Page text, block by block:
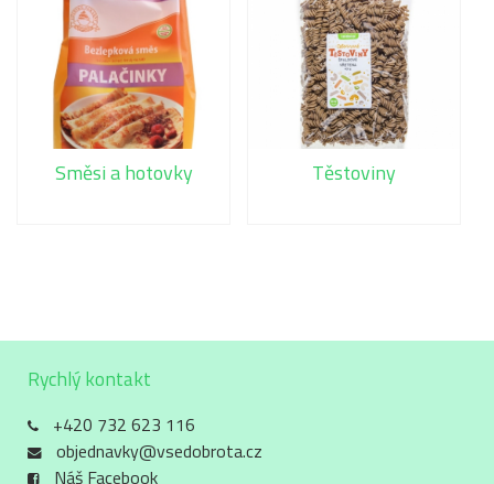
Směsi a hotovky Těstoviny
Rychlý kontakt
+420 732 623 116
objednavky@vsedobrota.cz
Náš Facebook